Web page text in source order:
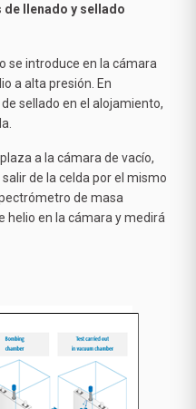
de llenado y sellado
se introduce en la cámara
a alta presión. En
sellado en el alojamiento,
a la cámara de vacío,
de la celda por el mismo
de masa
helio en la cámara y medirá